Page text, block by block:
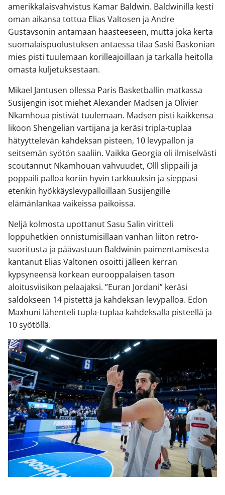
amerikkalaisvahvistus Kamar Baldwin. Baldwinilla kesti
oman aikansa tottua Elias Valtosen ja Andre
Gustavsonin antamaan haasteeseen, mutta joka kerta
suomalaispuolustuksen antaessa tilaa Saski Baskonian
mies pisti tuulemaan korilleajoillaan ja tarkalla heitolla
omasta kuljetuksestaan.
Mikael Jantusen ollessa Paris Basketballin matkassa
Susijengin isot miehet Alexander Madsen ja Olivier
Nkamhoua pistivät tuulemaan. Madsen pisti kaikkensa
likoon Shengelian vartijana ja keräsi tripla-tuplaa
hätyyttelevän kahdeksan pisteen, 10 levypallon ja
seitsemän syötön saaliin. Vaikka Georgia oli ilmiselvästi
scoutannut Nkamhouan vahvuudet, Olll slippaili ja
poppaili palloa koriin hyvin tarkkuuksin ja sieppasi
etenkin hyökkäyslevypalloillaan Susijengille
elämänlankaa vaikeissa paikoissa.
Neljä kolmosta upottanut Sasu Salin viritteli
loppuhetkien onnistumisillaan vanhan liiton retro-
suoritusta ja päävastuun Baldwinin paimentamisesta
kantanut Elias Valtonen osoitti jälleen kerran
kypsyneensä korkean eurooppalaisen tason
aloitusviisikon pelaajaksi. ”Euran Jordani” keräsi
saldokseen 14 pistettä ja kahdeksan levypalloa. Edon
Maxhuni lähenteli tupla-tuplaa kahdeksalla pisteellä ja
10 syötöllä.